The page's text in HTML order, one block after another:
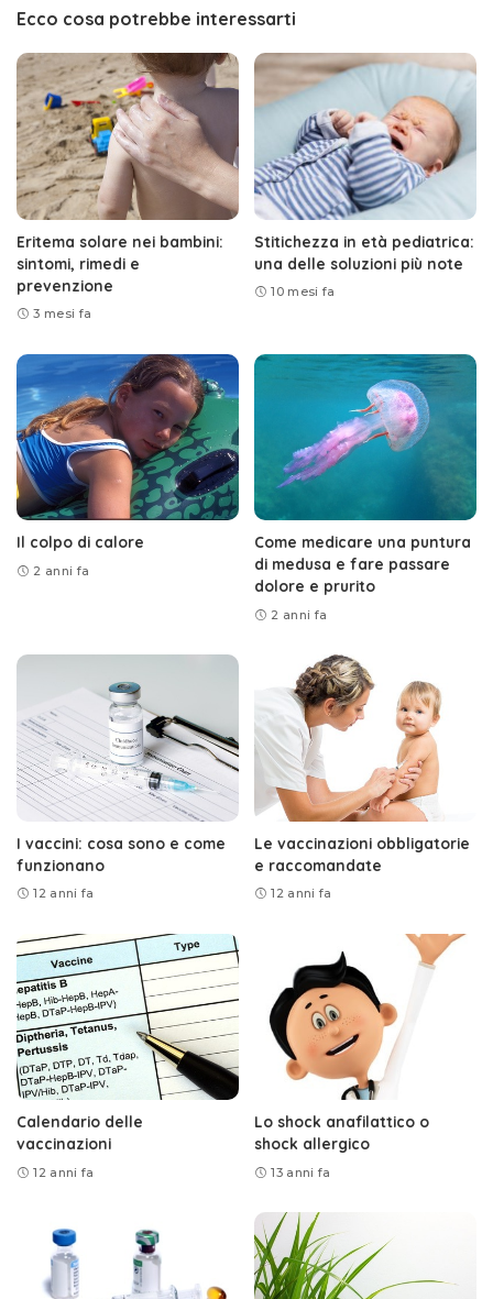
Ecco cosa potrebbe interessarti
Eritema solare nei bambini:
sintomi, rimedi e
prevenzione
3 mesi fa
Stitichezza in età pediatrica:
una delle soluzioni più note
10 mesi fa
Il colpo di calore
2 anni fa
Come medicare una puntura
di medusa e fare passare
dolore e prurito
2 anni fa
I vaccini: cosa sono e come
funzionano
12 anni fa
Le vaccinazioni obbligatorie
e raccomandate
12 anni fa
Calendario delle
vaccinazioni
12 anni fa
Lo shock anafilattico o
shock allergico
13 anni fa